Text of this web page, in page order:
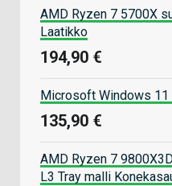
AMD Ryzen 7 5700X
Laatikko
194,90 €
Microsoft Windows
135,90 €
AMD Ryzen 7
L3 Tray malli